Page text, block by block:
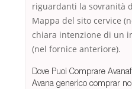
riguardanti la sovranità
Mappa del sito cervice
chiara intenzione di un
(nel fornice anteriore).
Dove Puoi Comprare
Avana generico comprar